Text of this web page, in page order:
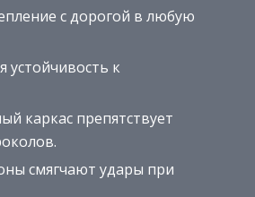
с дорогой в любую
к
каркас препятствует
смягчают удары при